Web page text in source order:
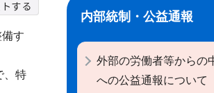
す
、特
内部統制・公益通報
外部の労働者等からの
への公益通報について